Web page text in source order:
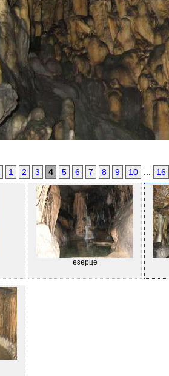
1 2 3 4 5 6 7 8 9 10 16
езерце